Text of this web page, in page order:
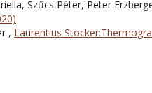
Szűcs Péter, Peter
, Laurentius